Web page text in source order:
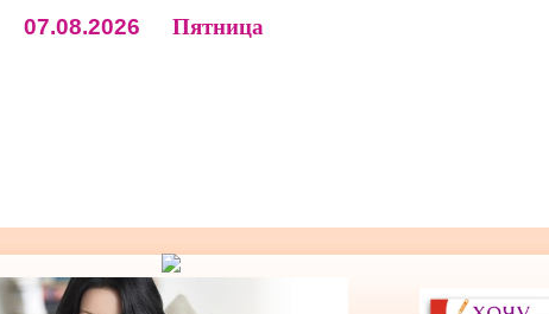
07.08.2026 Пятница